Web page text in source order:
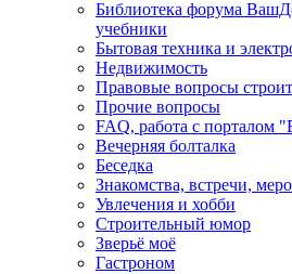
Библиотека форума
учебники
Бытовая техника и
Недвижимость
Правовые вопросы
Прочие вопросы
FAQ, работа с порталом
Вечерняя болталка
Беседка
Знакомства, встречи,
Увлечения и хобби
Строительный юмор
Зверьё моё
Гастроном